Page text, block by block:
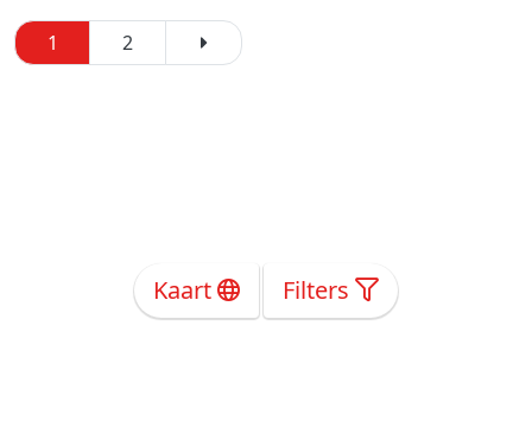
1 2
Kaart Filters